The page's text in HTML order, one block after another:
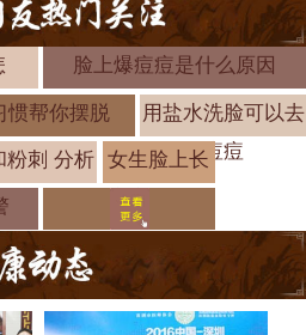
脸上爆痘痘是什么原因
惯帮你摆脱
用盐水洗脸可以去
痘痘
粉刺 分析 女生脸上长
痘痘形成的